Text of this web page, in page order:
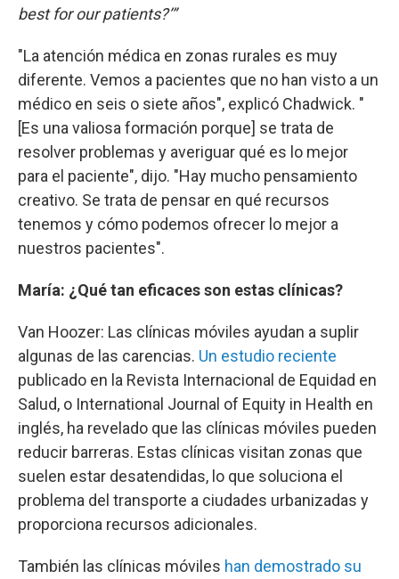
best for our patients?’”
"La atención médica en zonas rurales es muy
diferente. Vemos a pacientes que no han visto a un
médico en seis o siete años", explicó Chadwick. "
[Es una valiosa formación porque] se trata de
resolver problemas y averiguar qué es lo mejor
para el paciente", dijo. "Hay mucho pensamiento
creativo. Se trata de pensar en qué recursos
tenemos y cómo podemos ofrecer lo mejor a
nuestros pacientes".
María: ¿Qué tan eficaces son estas clínicas?
Van Hoozer: Las clínicas móviles ayudan a suplir
algunas de las carencias. Un estudio reciente
publicado en la Revista Internacional de Equidad en
Salud, o International Journal of Equity in Health en
inglés, ha revelado que las clínicas móviles pueden
reducir barreras. Estas clínicas visitan zonas que
suelen estar desatendidas, lo que soluciona el
problema del transporte a ciudades urbanizadas y
proporciona recursos adicionales.
También las clínicas móviles han demostrado su